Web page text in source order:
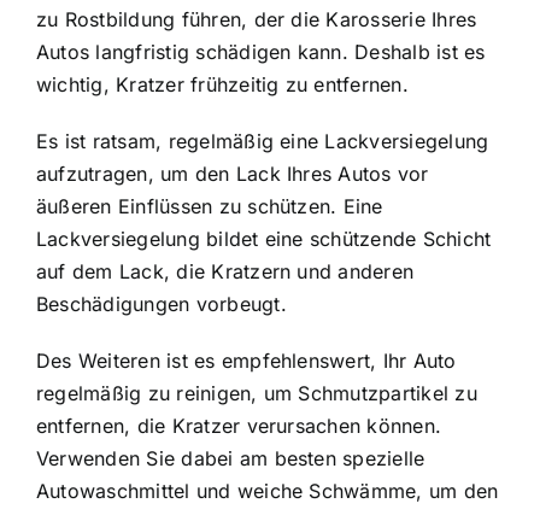
zu Rostbildung führen, der die Karosserie Ihres
Autos langfristig schädigen kann. Deshalb ist es
wichtig, Kratzer frühzeitig zu entfernen.
Es ist ratsam, regelmäßig eine Lackversiegelung
aufzutragen, um den Lack Ihres Autos vor
äußeren Einflüssen zu schützen. Eine
Lackversiegelung bildet eine schützende Schicht
auf dem Lack, die Kratzern und anderen
Beschädigungen vorbeugt.
Des Weiteren ist es empfehlenswert, Ihr Auto
regelmäßig zu reinigen, um Schmutzpartikel zu
entfernen, die Kratzer verursachen können.
Verwenden Sie dabei am besten spezielle
Autowaschmittel und weiche Schwämme, um den